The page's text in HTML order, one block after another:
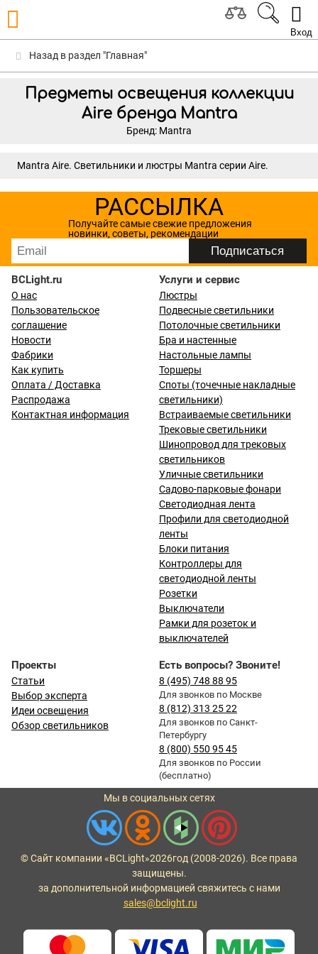
Вход
Назад в раздел "Главная"
Предметы освещения коллекции
Aire бренда Mantra
Бренд: Mantra
Mantra Aire. Светильники и люстры Mantra серии Aire.
РАССЫЛКА
Получайте самые свежие предложения
новинки, советы, рекомендации
BCLight.ru
О нас
Пользовательское
соглашение
Новости
Фабрики
Как купить
Оплата / Доставка
Распродажа
Контактная информация
Услуги и сервис
Люстры
Подвесные светильники
Потолочные светильники
Бра и настенные
Настольные лампы
Торшеры
Споты (точечные накладные
светильники)
Встраиваемые светильники
Трековые светильники
Шинопровод для трековых
светильников
Уличные светильники
Садово-парковые фонари
Светодиодная лента
Профили для светодиодной
ленты
Блоки питания
Контроллеры для
светодиодной ленты
Розетки
Выключатели
Рамки для розеток и
выключателей
Проекты
Статьи
Выбор эксперта
Идеи освещения
Обзор светильников
Есть вопросы? Звоните!
8 (495) 748 88 95
Для звонков по Москве
8 (812) 313 25 22
Для звонков по Санкт-
Петербургу
8 (800) 550 95 45
Для звонков по России
(бесплатно)
Мы в социальных сетях
© Сайт компании «BCLight»2026год (2008-2026). Все права
защищены.
за дополнительной информацией свяжитесь с нами
sales@bclight.ru